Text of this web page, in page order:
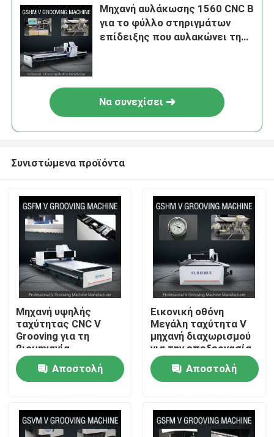
Σπίτι
Επαφές
Μηχανή αυλάκωσης 1560 CNC Β
για το φύλλο στηριγμάτων
επίδειξης που αυλακώνει τη
Να συνεχίσει
Συνιστώμενα προϊόντα
Μηχανή υψηλής
ταχύτητας CNC V
Grooving για τη
βιομηχανία
διακόσμησης από
ανοξείδωτο χάλυβα -
μοντέλο 1225
Αποστολή
Εικονική οθόνη
Μεγάλη ταχύτητα V
μηχανή διαχωρισμού
για την επεξεργασία
χαλύβδου από
ανοξείδωτο χάλυβα
Αποστολή